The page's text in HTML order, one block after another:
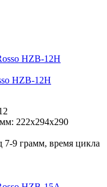
HZB-12H
222x294x290
7-9 грамм, время цикла